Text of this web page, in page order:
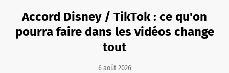
Accord Disney / TikTok : ce qu'on
pourra faire dans les vidéos change
tout
6 août 2026